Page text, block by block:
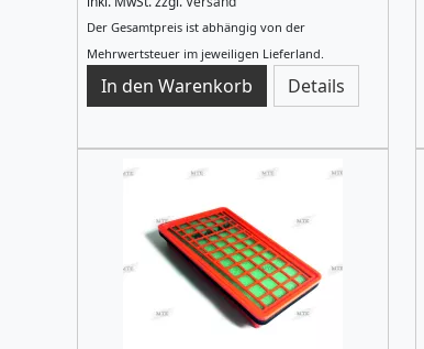
Der Gesamtpreis ist abhängig von der
Mehrwertsteuer im jeweiligen Lieferland.
Details